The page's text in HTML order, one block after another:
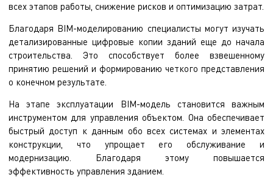
всех этапов работы, снижение рисков и оптимизацию затрат.
Благодаря BIM-моделированию специалисты могут изучать
детализированные цифровые копии зданий еще до начала
строительства. Это способствует более взвешенному
принятию решений и формированию четкого представления
о конечном результате.
На этапе эксплуатации BIM-модель становится важным
инструментом для управления объектом. Она обеспечивает
быстрый доступ к данным обо всех системах и элементах
конструкции, что упрощает его обслуживание и
модернизацию. Благодаря этому повышается
эффективность управления зданием.